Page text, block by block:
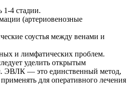
1-4 стадии.
(артериовенозные
соустья между венами и
и лимфатических проблем.
уделить открытым
ЭВЛК — это единственный метод,
для оперативного лечения